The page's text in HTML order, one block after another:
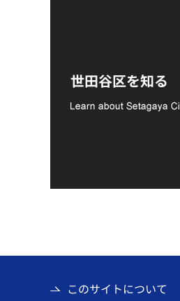
世田谷区を知る
支援金の募集につい
て
このサイトについて